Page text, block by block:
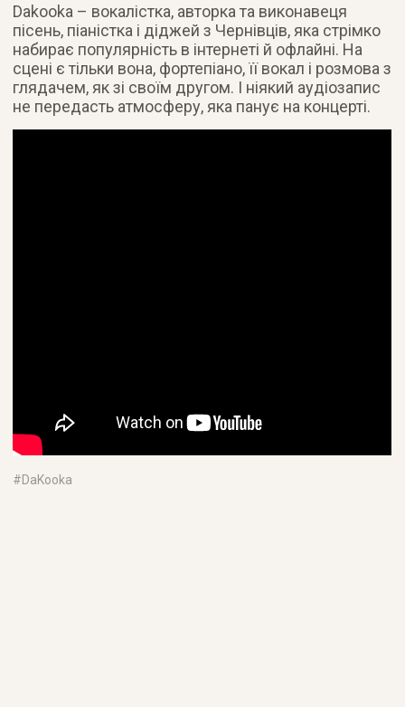
Dakooka – вокалістка, авторка та виконавеця
пісень, піаністка і діджей з Чернівців, яка стрімко
набирає популярність в інтернеті й офлайні. На
сцені є тільки вона, фортепіано, її вокал і розмова з
глядачем, як зі своїм другом. І ніякий аудіозапис
не передасть атмосферу, яка панує на концерті.
#DaKooka